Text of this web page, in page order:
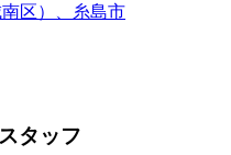
区）、糸島市
タッフ